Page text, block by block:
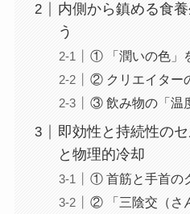
内側から鎮める食
う
① 「潤いの色」
② クリエイター
③ 飲み物の「温
即効性と持続性の
と物理的冷却
① 首筋と手首の
② 「三陰交（さ